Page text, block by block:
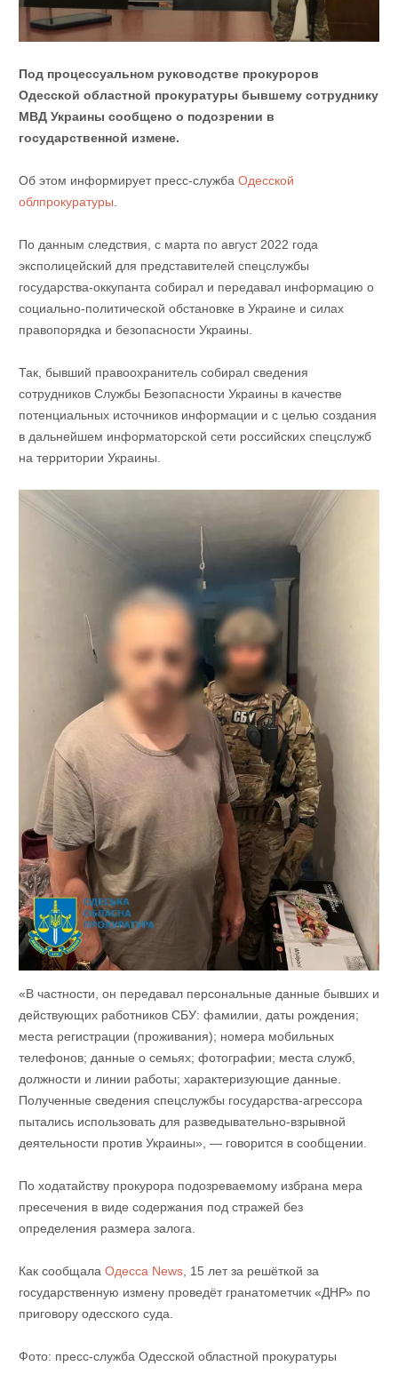
Под процессуальном руководстве прокуроров
Одесской областной прокуратуры бывшему сотруднику
МВД Украины сообщено о подозрении в
государственной измене.
Об этом информирует пресс-служба Одесской
облпрокуратуры
По данным следствия, с марта по август 2022 года
эксполицейский для представителей спецслужбы
государства-оккупанта собирал и передавал информацию о
социально-политической обстановке в Украине и силах
правопорядка и безопасности Украины.
Так, бывший правоохранитель собирал сведения
сотрудников Службы Безопасности Украины в качестве
потенциальных источников информации и с целью создания
в дальнейшем информаторской сети российских спецслужб
на территории Украины.
«В частности, он передавал персональные данные бывших и
действующих работников СБУ: фамилии, даты рождения;
места регистрации (проживания); номера мобильных
телефонов; данные о семьях; фотографии; места служб,
должности и линии работы; характеризующие данные.
Полученные сведения спецслужбы государства-агрессора
пытались использовать для разведывательно-взрывной
деятельности против Украины», — говорится в сообщении.
По ходатайству прокурора подозреваемому избрана мера
пресечения в виде содержания под стражей без
определения размера залога.
Как сообщала Одесса News, 15 лет за решёткой за
государственную измену проведёт гранатометчик «ДНР» по
приговору одесского суда.
Фото: пресс-служба Одесской областной прокуратуры